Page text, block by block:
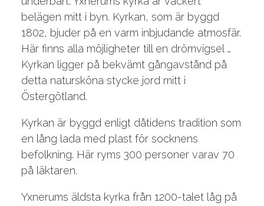
belägen mitt i byn. Kyrkan, som är byggd
1802, bjuder på en varm inbjudande atmosfär.
Här finns alla möjligheter till en drömvigsel …
Kyrkan ligger på bekvämt gångavstånd på
detta natursköna stycke jord mitt i
Östergötland.
Kyrkan är byggd enligt dåtidens tradition som
en lång lada med plast för socknens
befolkning. Här ryms 300 personer varav 70
på läktaren.
Yxnerums äldsta kyrka från 1200-talet låg på